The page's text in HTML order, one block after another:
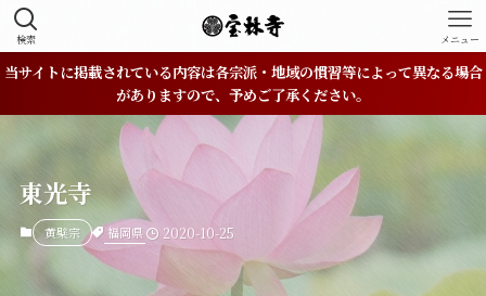
検索 メニュー
当サイトに掲載されている内容は各宗派・地域の慣習等によって異なる場合
がありますので、予めご了承ください。
東光寺
黄檗宗 福岡県 2020-10-25